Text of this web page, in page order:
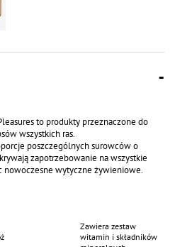
to produkty przeznaczone do
wszystkich ras.
poszczególnych surowców o
zapotrzebowanie na wszystkie
nowoczesne wytyczne żywieniowe.
ilość pełnowartościowego
nasyconych, jak i wielonienasyconych
i mineralnych. Dodatek warzyw
które gwarantują prawidłowy
Zawiera zestaw
witamin i składników